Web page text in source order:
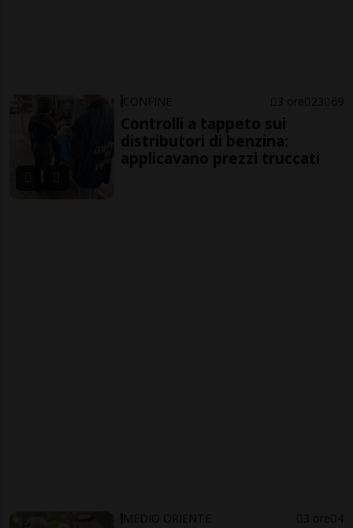
CONFINE 3 ore 23 69
Controlli a tappeto sui
distributori di benzina:
applicavano prezzi truccati
MEDIO ORIENTE 3 ore 4